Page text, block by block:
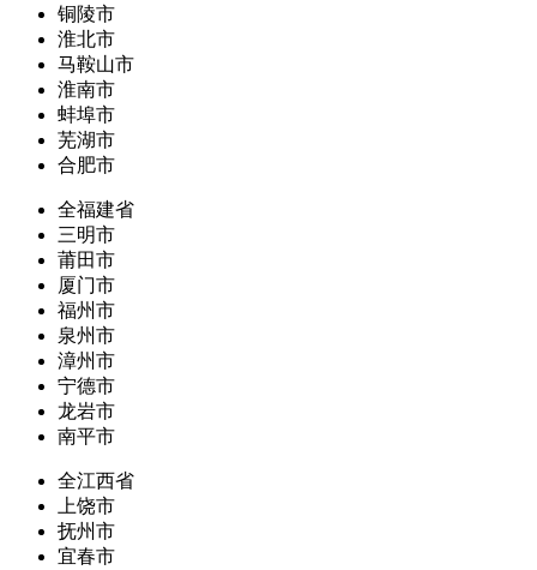
铜陵市
淮北市
马鞍山市
淮南市
蚌埠市
芜湖市
合肥市
全福建省
三明市
莆田市
厦门市
福州市
泉州市
漳州市
宁德市
龙岩市
南平市
全江西省
上饶市
抚州市
宜春市